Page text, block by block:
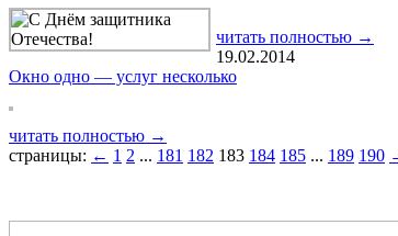
читать полностью →
19.02.2014
Окно одно — услуг несколько
читать полностью →
страницы: ← 1 2 ... 181 182 183 184 185 ... 189 190